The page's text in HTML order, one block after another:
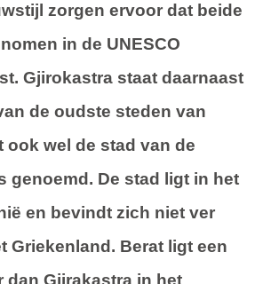
zorgen ervoor dat beide
in de UNESCO
Gjirokastra staat daarnaast
de oudste steden van
ook wel de stad van de
genoemd. De stad ligt in het
en bevindt zich niet ver
Griekenland. Berat ligt een